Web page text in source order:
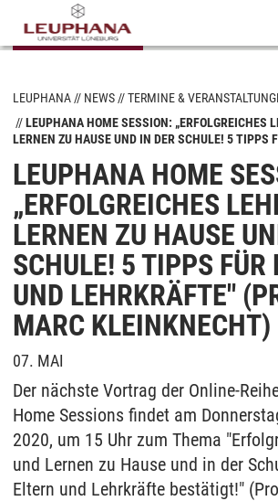
LEUPHANA NEWS
TERMINE &
LEUPHANA HOME SESSION: „ERFOLGREICHES
LERNEN ZU HAUSE UND IN DER SCHULE! 5 TIPPS
LEUPHANA HOME
„ERFOLGREICHES
LERNEN ZU HAUSE
SCHULE! 5 TIPPS FÜR
UND LEHRKRÄFTE"
MARC KLEINKNECHT)
07. MAI
Der nächste Vortrag der Online-
Home Sessions findet am
2020, um 15 Uhr zum Thema
und Lernen zu Hause und in der
Eltern und Lehrkräfte bestätigt!"